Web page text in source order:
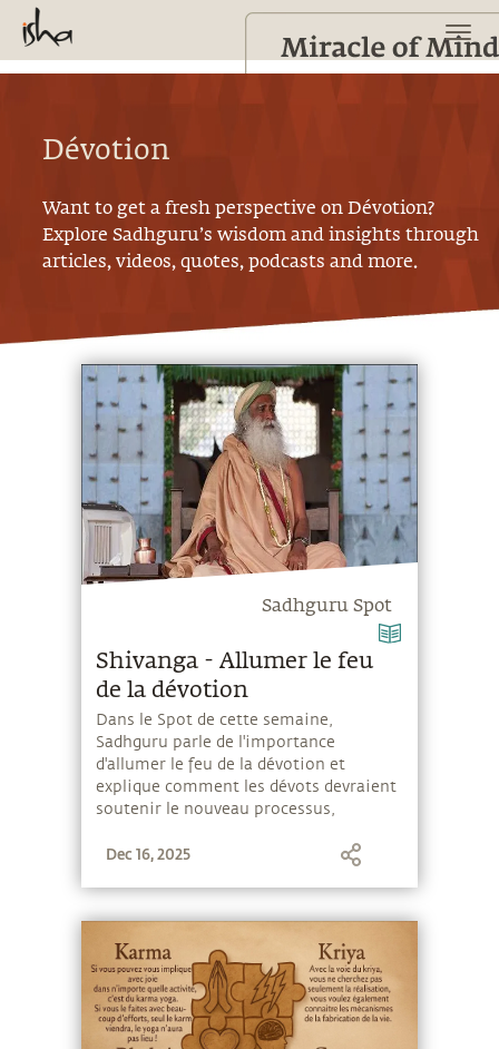
Dévotion
Want to get a fresh perspective onDévotion?
Explore Sadhguru’s wisdom and insights through
articles, videos, quotes, podcasts and more.
Sadhguru Spot
Shivanga - Allumer le feu
de la dévotion
Dans le Spot de cette semaine,
Sadhguru parle de l'importance
d'allumer le feu de la dévotion et
explique comment les dévots devraient
soutenir le nouveau processus,
année, à grande échelle.
Dec 16, 2025